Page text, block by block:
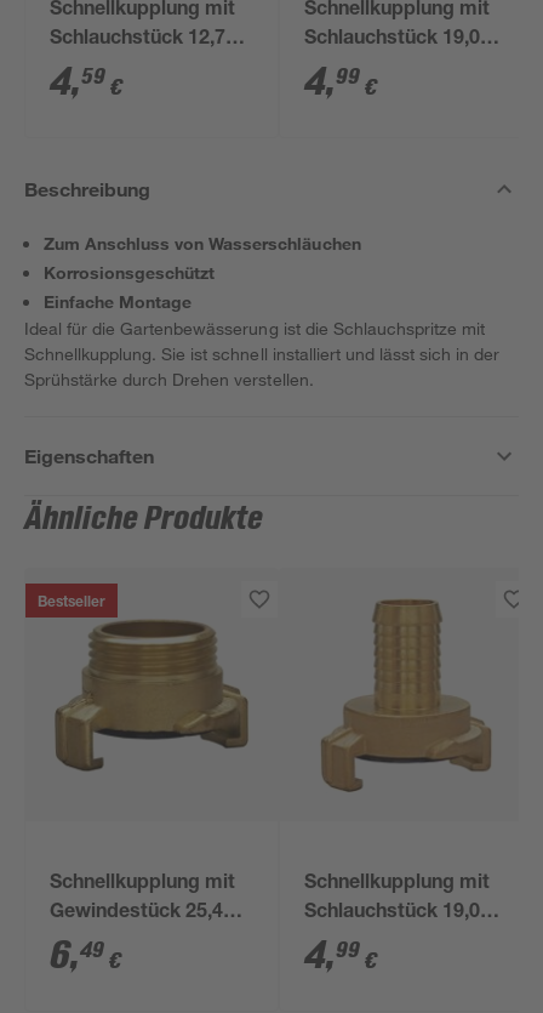
Schnellkupplung mit
Schlauchstück 12,7
mm (1/2")
4,59 €
Schnellkupplung mit
Schlauchstück 19,05
mm (3/4")
4,99 €
Beschreibung
Zum Anschluss von Wasserschläuchen
Korrosionsgeschützt
Einfache Montage
Ideal für die Gartenbewässerung ist die Schlauchspritze mit
Schnellkupplung. Sie ist schnell installiert und lässt sich in der
Sprühstärke durch Drehen verstellen.
Eigenschaften
Ähnliche Produkte
Bestseller
Schnellkupplung mit
Gewindestück 25,4
mm (1") AG
6,49 €
Schnellkupplung mit
Schlauchstück 19,05
mm (3/4")
4,99 €